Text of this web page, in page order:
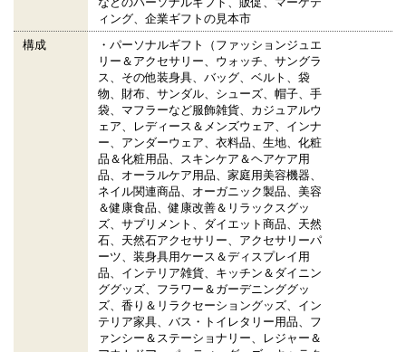
ィング、企業ギフトの見本市
構成
・パーソナルギフト（ファッションジュエ
リー＆アクセサリー、ウォッチ、サングラ
ス、その他装身具、バッグ、ベルト、袋
物、財布、サンダル、シューズ、帽子、手
袋、マフラーなど服飾雑貨、カジュアルウ
ェア、レディース＆メンズウェア、インナ
ー、アンダーウェア、衣料品、生地、化粧
品＆化粧用品、スキンケア＆ヘアケア用
品、オーラルケア用品、家庭用美容機器、
ネイル関連商品、オーガニック製品、美容
＆健康食品、健康改善＆リラックスグッ
ズ、サプリメント、ダイエット商品、天然
石、天然石アクセサリー、アクセサリーパ
ーツ、装身具用ケース＆ディスプレイ用
品、インテリア雑貨、キッチン＆ダイニン
ググッズ、フラワー＆ガーデニンググッ
ズ、香り＆リラクセーショングッズ、イン
テリア家具、バス・トイレタリー用品、フ
ァンシー＆ステーショナリー、レジャー＆